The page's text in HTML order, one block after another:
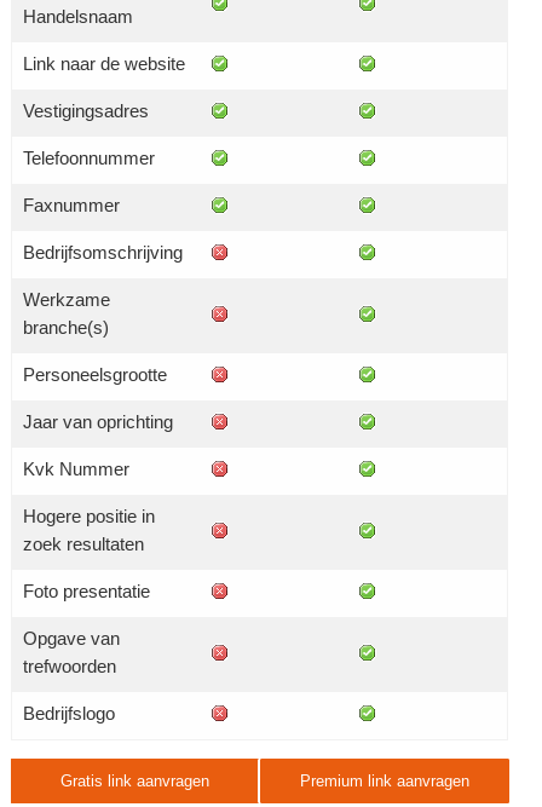
Handelsnaam
Link naar de website
Vestigingsadres
Telefoonnummer
Faxnummer
Bedrijfsomschrijving
Werkzame
branche(s)
Personeelsgrootte
Jaar van oprichting
Kvk Nummer
Hogere positie in
zoek resultaten
Foto presentatie
Opgave van
trefwoorden
Bedrijfslogo
Gratis link aanvragen Premium link aanvragen